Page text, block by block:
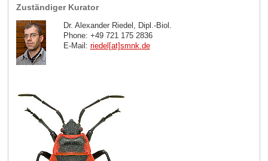
Zuständiger Kurator
Dr. Alexander Riedel, Dipl.-Biol.
Phone: +49 721 175 2836
E-Mail: riedel[at]smnk de